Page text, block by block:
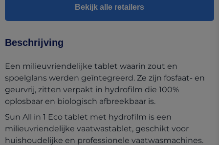
Bekijk alle retailers
Beschrijving
Een milieuvriendelijke tablet waarin zout en
spoelglans werden geïntegreerd. Ze zijn fosfaat- en
geurvrij, zitten verpakt in hydrofilm die 100%
oplosbaar en biologisch afbreekbaar is.
Sun All in 1 Eco tablet met hydrofilm is een
milieuvriendelijke vaatwastablet, geschikt voor
huishoudelijke en professionele vaatwasmachines.